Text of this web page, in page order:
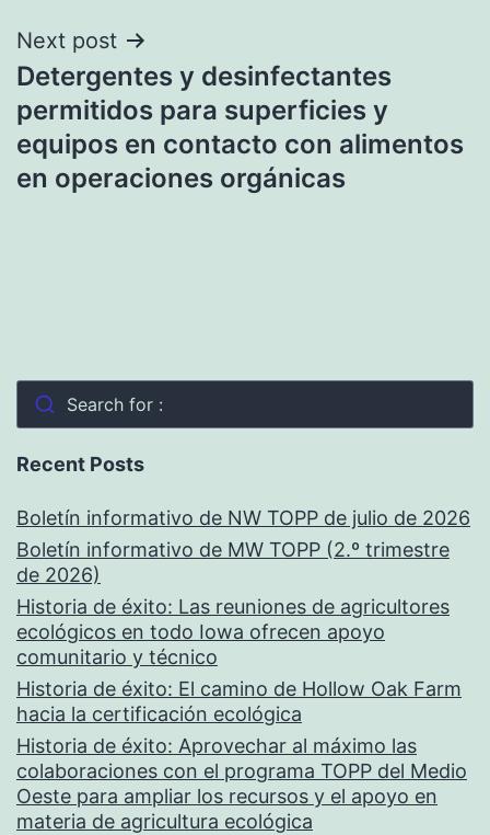
Next post
Detergentes y desinfectantes
permitidos para superficies y
equipos en contacto con alimentos
en operaciones orgánicas
Search for :
Recent Posts
Boletín informativo de NW TOPP de julio de 2026
Boletín informativo de MW TOPP (2.º trimestre
de 2026)
Historia de éxito: Las reuniones de agricultores
ecológicos en todo Iowa ofrecen apoyo
comunitario y técnico
Historia de éxito: El camino de Hollow Oak Farm
hacia la certificación ecológica
Historia de éxito: Aprovechar al máximo las
colaboraciones con el programa TOPP del Medio
Oeste para ampliar los recursos y el apoyo en
materia de agricultura ecológica